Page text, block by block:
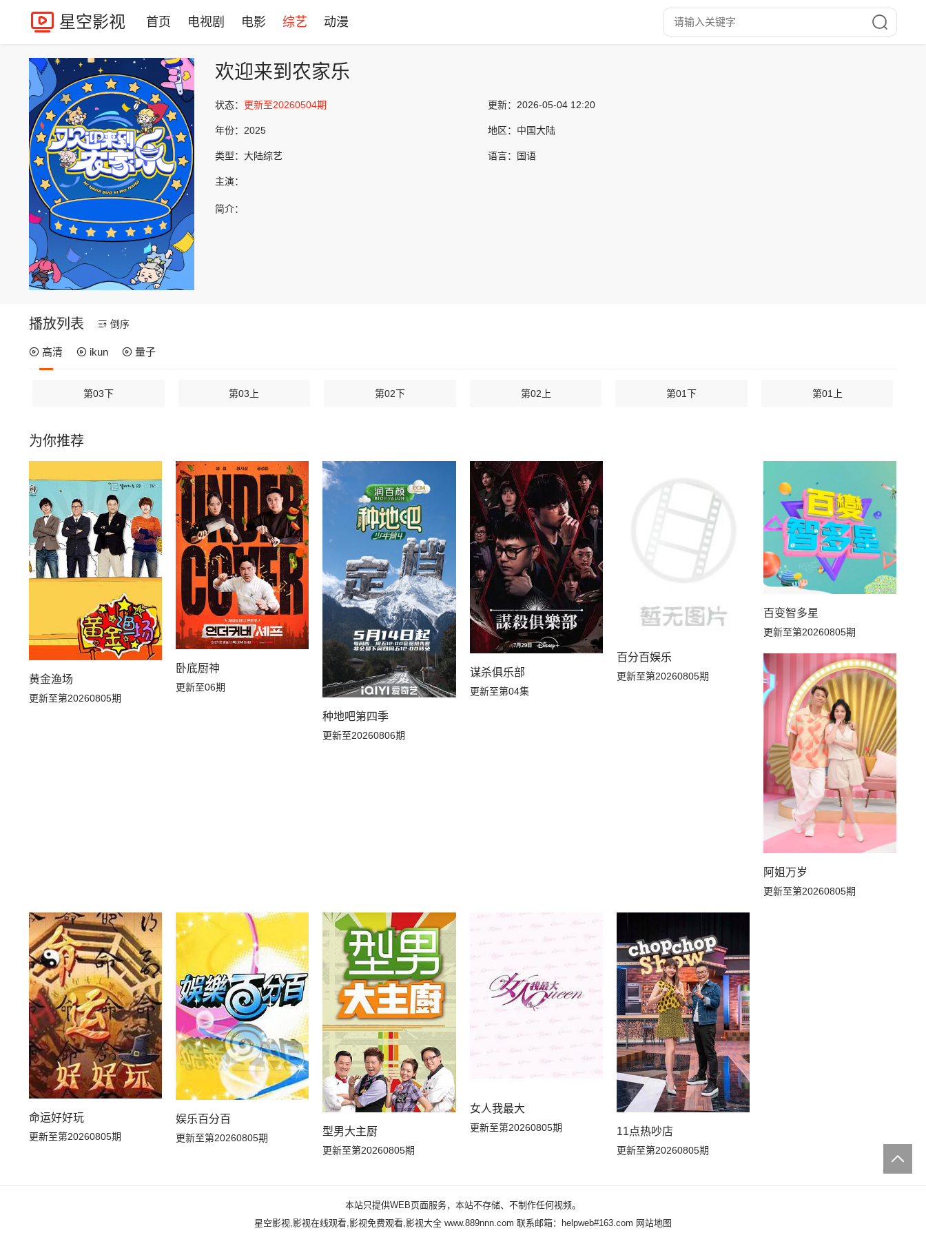
星空影视 首页 电视剧 电影 综艺 动漫
欢迎来到农家乐
状态： 更新至20260504期 更新： 2026-05-04 12:20
年份： 2025 地区： 中国大陆
类型： 大陆综艺 语言： 国语
主演：
简介：
播放列表 倒序
高清 ikun 量子
第03下 第03上 第02下 第02上 第01下 第01上
为你推荐
黄金渔场
更新至第20260805期
卧底厨神
更新至06期
种地吧第四季
更新至20260806期
谋杀俱乐部
更新至第04集
百分百娱乐
更新至第20260805期
百变智多星
更新至第20260805期
阿姐万岁
更新至第20260805期
命运好好玩
更新至第20260805期
娱乐百分百
更新至第20260805期
型男大主厨
更新至第20260805期
女人我最大
更新至第20260805期 11点热吵店
更新至第20260805期
本站只提供WEB页面服务，本站不存储、不制作任何视频。
星空影视,影视在线观看,影视免费观看,影视大全 www.889nnn.com 联系邮箱：helpweb#163.com 网站地图